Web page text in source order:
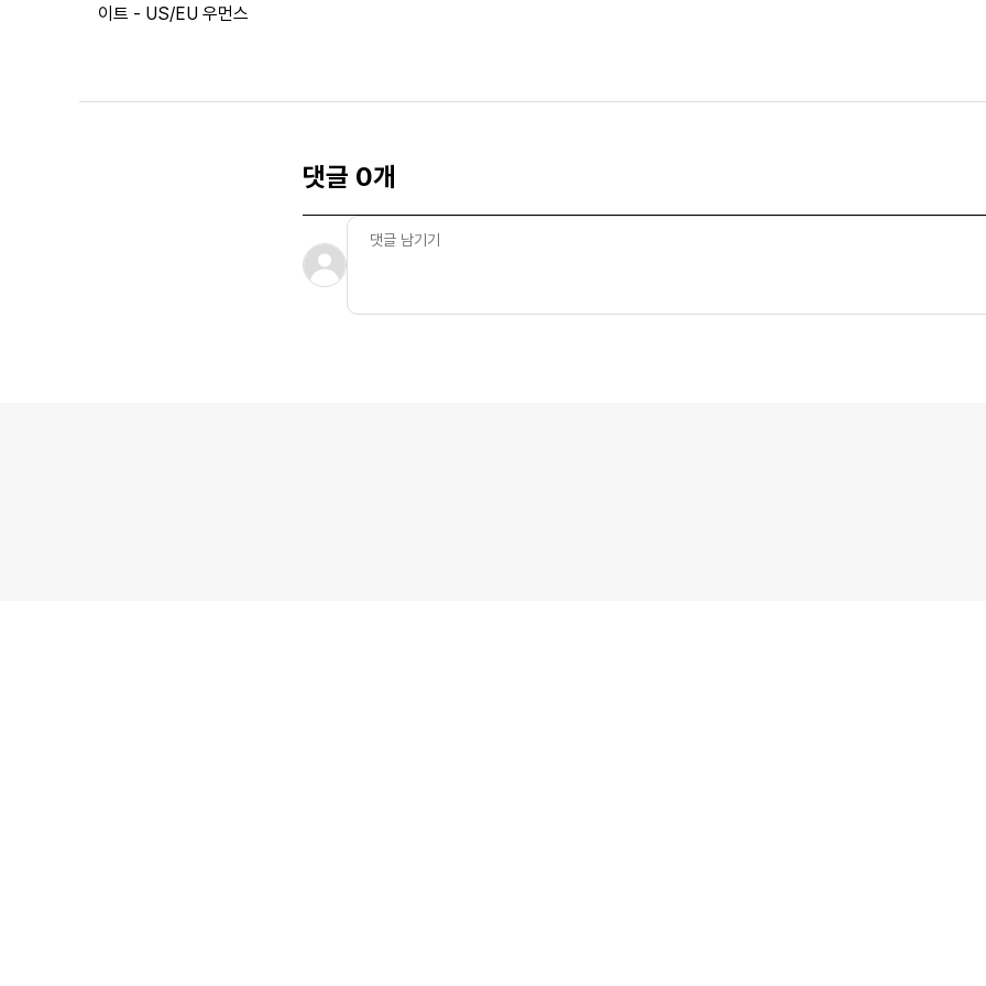
이트 - US/EU 우먼스
댓글 0개